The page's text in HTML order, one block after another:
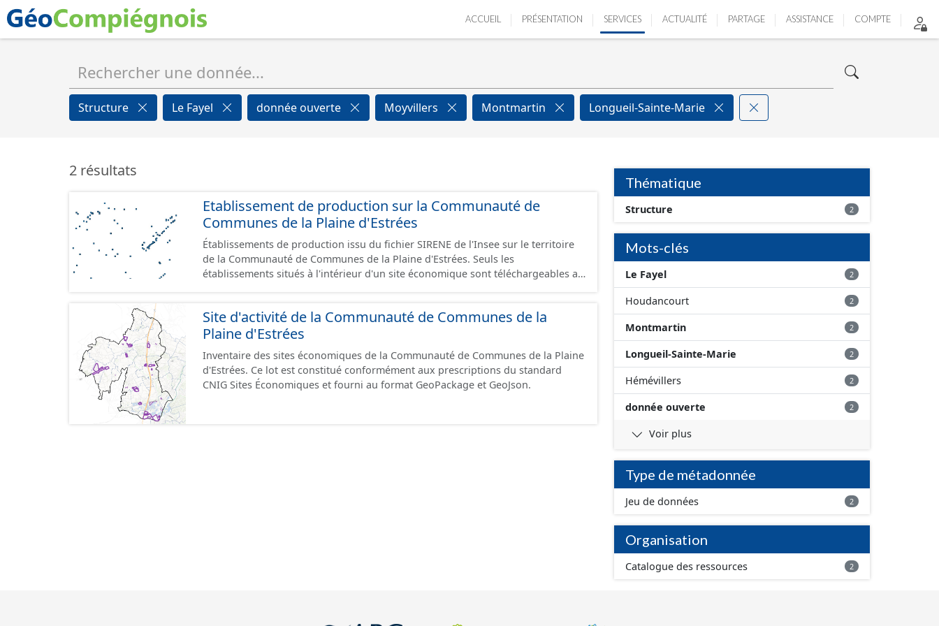
ACCUEIL PRÉSENTATION SERVICES ACTUALITÉ PARTAGE ASSISTANCE COMPTE
Structure Le Fayel donnée ouverte Moyvillers Montmartin Longueil-Sainte-Marie
2 résultats
Etablissement de production sur la Communauté de
Communes de la Plaine d'Estrées
Établissements de production issu du fichier SIRENE de l'Insee sur le territoire
de la Communauté de Communes de la Plaine d'Estrées. Seuls les
établissements situés à l'intérieur d'un site économique sont téléchargeables au
terrains à vocation économique à ce jour. Il est filtré au-delà des prescriptions
du CNIG se limitant aux SCI.
Site d'activité de la Communauté de Communes de la
Plaine d'Estrées
Inventaire des sites économiques de la Communauté de Communes de la Plaine
d'Estrées. Ce lot est constitué conformément aux prescriptions du standard
CNIG Sites Économiques et fourni au format GeoPackage et GeoJson.
Thématique
Structure 2
Mots-clés
Le Fayel 2
Houdancourt 2
Montmartin 2
Longueil-Sainte-Marie 2
Hémévillers 2
donnée ouverte 2
Voir plus
Type de métadonnée
Jeu de données 2
Organisation
Catalogue des ressources 2